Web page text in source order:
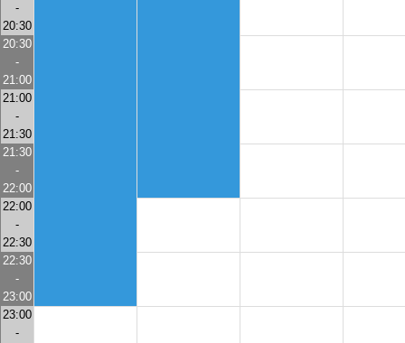
-
20:30
20:30
-
21:00
21:00
-
21:30
21:30
-
22:00
22:00
-
22:30
22:30
-
23:00
23:00
-